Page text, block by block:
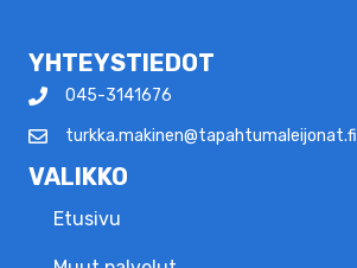
YHTEYSTIEDOT
045-3141676
turkka.makinen@tapahtumaleijonat.fi
VALIKKO
Etusivu